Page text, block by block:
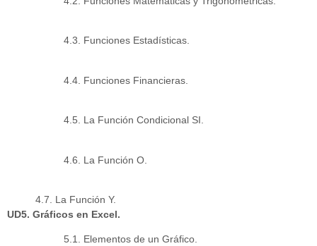
4.3. Funciones Estadísticas.
4.4. Funciones Financieras.
4.5. La Función Condicional SI.
4.6. La Función O.
4.7. La Función Y.
UD5. Gráficos en Excel.
5.1. Elementos de un Gráfico.